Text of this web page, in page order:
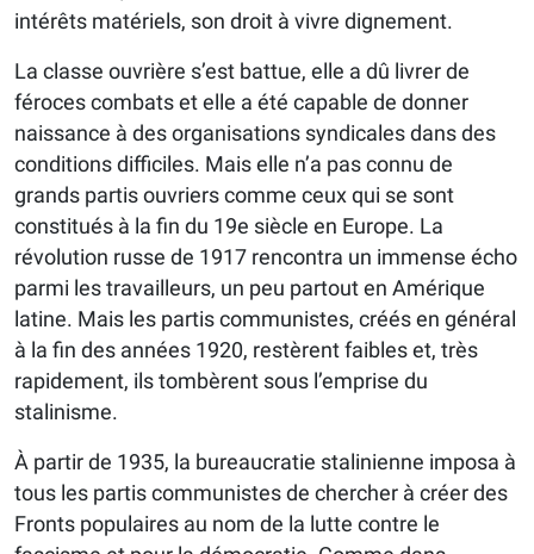
intérêts matériels, son droit à vivre dignement.
La classe ouvrière s’est battue, elle a dû livrer de
féroces combats et elle a été capable de donner
naissance à des organisations syndicales dans des
conditions difficiles. Mais elle n’a pas connu de
grands partis ouvriers comme ceux qui se sont
constitués à la fin du 19e siècle en Europe. La
révolution russe de 1917 rencontra un immense écho
parmi les travailleurs, un peu partout en Amérique
latine. Mais les partis communistes, créés en général
à la fin des années 1920, restèrent faibles et, très
rapidement, ils tombèrent sous l’emprise du
stalinisme.
À partir de 1935, la bureaucratie stalinienne imposa à
tous les partis commu­nis­tes de chercher à créer des
Fronts populaires au nom de la lutte contre le